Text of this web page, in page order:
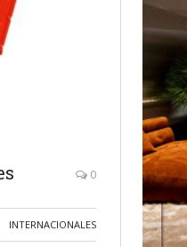
0
INTERNACIONALES